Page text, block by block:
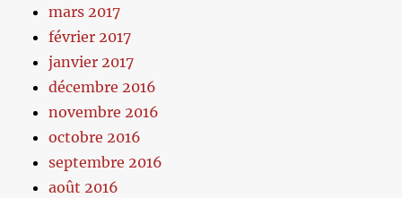
mars 2017
février 2017
janvier 2017
décembre 2016
novembre 2016
octobre 2016
septembre 2016
août 2016